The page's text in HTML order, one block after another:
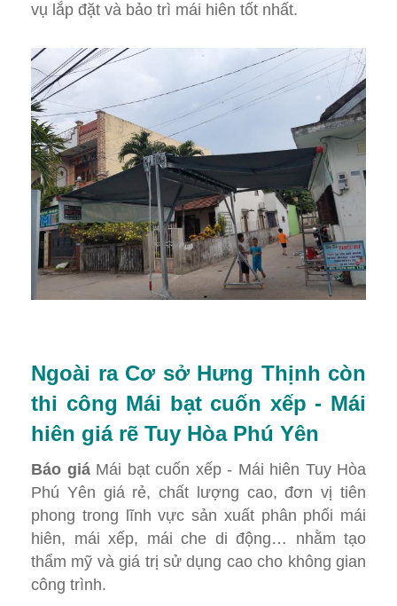
vụ lắp đặt và bảo trì mái hiên tốt nhất.
Ngoài ra Cơ sở Hưng Thịnh còn
thi công Mái bạt cuốn xếp - Mái
hiên giá rẽ Tuy Hòa Phú Yên
Báo giá Mái bạt cuốn xếp - Mái hiên Tuy Hòa
Phú Yên giá rẻ, chất lượng cao, đơn vị tiên
phong trong lĩnh vực sản xuất phân phối mái
hiên, mái xếp, mái che di động… nhằm tạo
thẩm mỹ và giá trị sử dụng cao cho không gian
công trình.